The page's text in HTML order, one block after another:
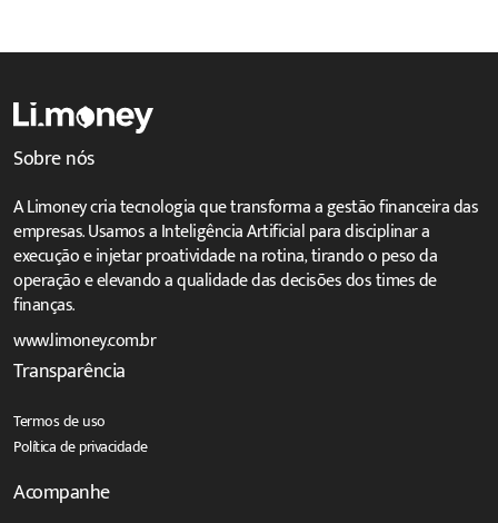
Sobre nós
A Limoney cria tecnologia que transforma a gestão financeira das
empresas. Usamos a Inteligência Artificial para disciplinar a
execução e injetar proatividade na rotina, tirando o peso da
operação e elevando a qualidade das decisões dos times de
finanças.
www.limoney.com.br
Transparência
Termos de uso
Política de privacidade
Acompanhe